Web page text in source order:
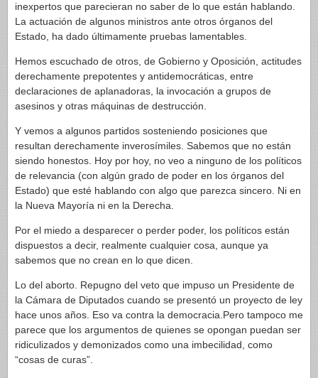
inexpertos que parecieran no saber de lo que están hablando.
La actuación de algunos ministros ante otros órganos del
Estado, ha dado últimamente pruebas lamentables.
Hemos escuchado de otros, de Gobierno y Oposición, actitudes
derechamente prepotentes y antidemocráticas, entre
declaraciones de aplanadoras, la invocación a grupos de
asesinos y otras máquinas de destrucción.
Y vemos a algunos partidos sosteniendo posiciones que
resultan derechamente inverosímiles. Sabemos que no están
siendo honestos. Hoy por hoy, no veo a ninguno de los políticos
de relevancia (con algún grado de poder en los órganos del
Estado) que esté hablando con algo que parezca sincero. Ni en
la Nueva Mayoría ni en la Derecha.
Por el miedo a desparecer o perder poder, los políticos están
dispuestos a decir, realmente cualquier cosa, aunque ya
sabemos que no crean en lo que dicen.
Lo del aborto. Repugno del veto que impuso un Presidente de
la Cámara de Diputados cuando se presentó un proyecto de ley
hace unos años. Eso va contra la democracia.Pero tampoco me
parece que los argumentos de quienes se opongan puedan ser
ridiculizados y demonizados como una imbecilidad, como
“cosas de curas”.